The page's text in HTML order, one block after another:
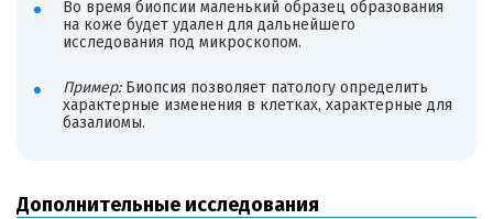
Во время биопсии маленький образец образования
на коже будет удален для дальнейшего
исследования под микроскопом.
Пример:Биопсия позволяет патологу определить
характерные изменения в клетках, характерные для
базалиомы.
Дополнительные исследования